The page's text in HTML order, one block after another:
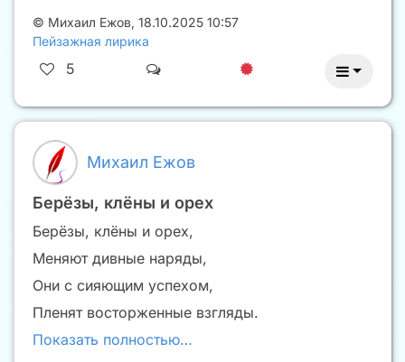
© Михаил Ежов, 18.10.2025 10:57
Пейзажная лирика
5
Михаил Ежов
Берёзы, клёны и орех
Берёзы, клёны и орех,
Меняют дивные наряды,
Они с сияющим успехом,
Пленят восторженные взгляды.
Показать полностью…